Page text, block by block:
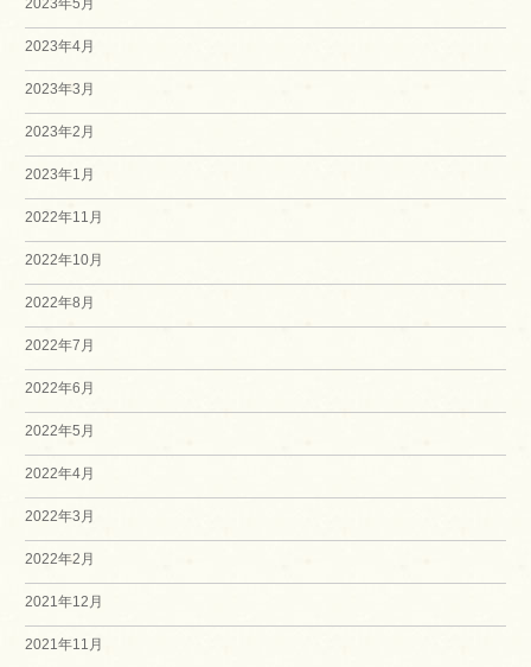
2023年5月
2023年4月
2023年3月
2023年2月
2023年1月
2022年11月
2022年10月
2022年8月
2022年7月
2022年6月
2022年5月
2022年4月
2022年3月
2022年2月
2021年12月
2021年11月